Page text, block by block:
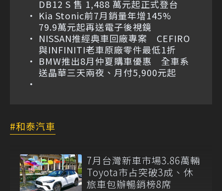
DB12 S 售 1,488 萬元起正式登台
Kia Stonic前7月銷量年增145%
79.9萬元起再送電子後視鏡
NISSAN推經典車回廠專案 CEFIRO
與INFINITI老車原廠零件最低1折
BMW推出8月仲夏購車優惠 全車系
送晶華三天兩夜、月付5,900元起
和泰汽車
7月台灣新車市場3.86萬輛
Toyota市占突破3成、休
旅車包辦暢銷榜8席